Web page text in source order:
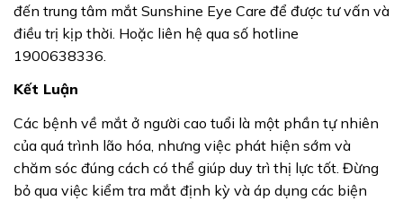
đến trung tâm mắt Sunshine Eye Care để được tư vấn và
điều trị kịp thời. Hoặc liên hệ qua số hotline
1900638336.
Kết Luận
Các bệnh về mắt ở người cao tuổi là một phần tự nhiên
của quá trình lão hóa, nhưng việc phát hiện sớm và
chăm sóc đúng cách có thể giúp duy trì thị lực tốt. Đừng
bỏ qua việc kiểm tra mắt định kỳ và áp dụng các biện